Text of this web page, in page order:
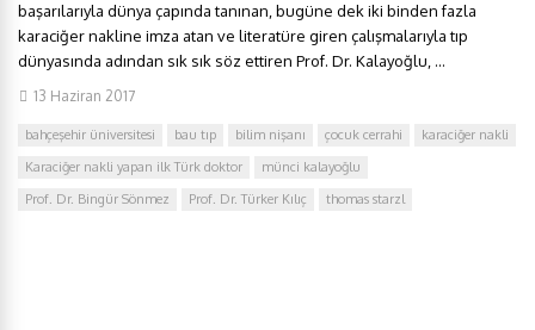
başarılarıyla dünya çapında tanınan, bugüne dek iki binden fazla
karaciğer nakline imza atan ve literatüre giren çalışmalarıyla tıp
dünyasında adından sık sık söz ettiren Prof. Dr. Kalayoğlu, ...
13 Haziran 2017
bahçeşehir üniversitesi bau tıp bilim nişanı çocuk cerrahi
karaciğer nakli
Karaciğer nakli yapan ilk Türk doktor
münci kalayoğlu
Prof. Dr. Bingür Sönmez
Prof. Dr. Türker Kılıç thomas starzl